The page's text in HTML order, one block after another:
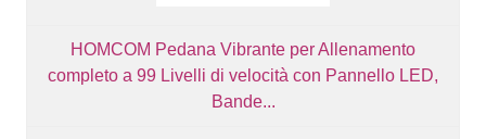
HOMCOM Pedana Vibrante per Allenamento
completo a 99 Livelli di velocità con Pannello LED,
Bande...